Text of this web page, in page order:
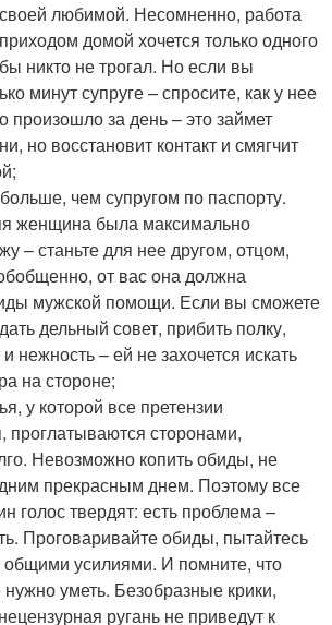
любимой. Несомненно, работа
домой хочется только одного
никто не трогал. Но если вы
минут супруге – спросите, как у нее
произошло за день – это займет
но восстановит контакт и смягчит
чем супругом по паспорту.
женщина была максимально
– станьте для нее другом, отцом,
от вас она должна
мужской помощи. Если вы сможете
дельный совет, прибить полку,
нежность – ей не захочется искать
на стороне;
у которой все претензии
проглатываются сторонами,
Невозможно копить обиды, не
прекрасным днем. Поэтому все
голос твердят: есть проблема –
Проговаривайте обиды, пытайтесь
усилиями. И помните, что
нужно уметь. Безобразные крики,
ругань не приведут к